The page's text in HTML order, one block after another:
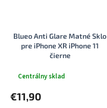
Blueo Anti Glare Matné Sklo
pre iPhone XR iPhone 11
čierne
Centrálny sklad
€11,90